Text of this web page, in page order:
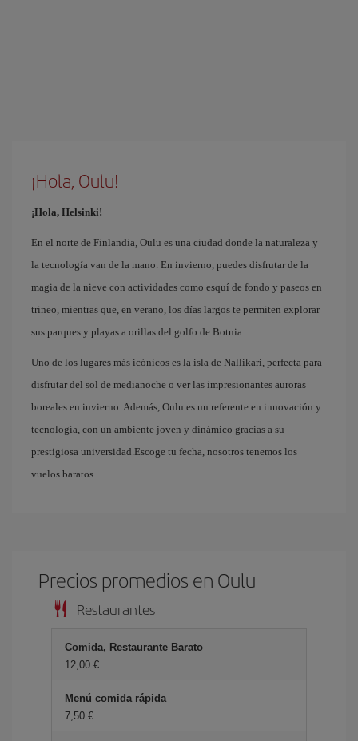
¡Hola, Oulu!
¡Hola, Helsinki!
En el norte de Finlandia, Oulu es una ciudad donde la naturaleza y
la tecnología van de la mano. En invierno, puedes disfrutar de la
magia de la nieve con actividades como esquí de fondo y paseos en
trineo, mientras que, en verano, los días largos te permiten explorar
sus parques y playas a orillas del golfo de Botnia.
Uno de los lugares más icónicos es la isla de Nallikari, perfecta para
disfrutar del sol de medianoche o ver las impresionantes auroras
boreales en invierno. Además, Oulu es un referente en innovación y
tecnología, con un ambiente joven y dinámico gracias a su
prestigiosa universidad.Escoge tu fecha, nosotros tenemos los
vuelos baratos.
Precios promedios en Oulu
Restaurantes
Comida, Restaurante Barato
12,00 €
Menú comida rápida
7,50 €